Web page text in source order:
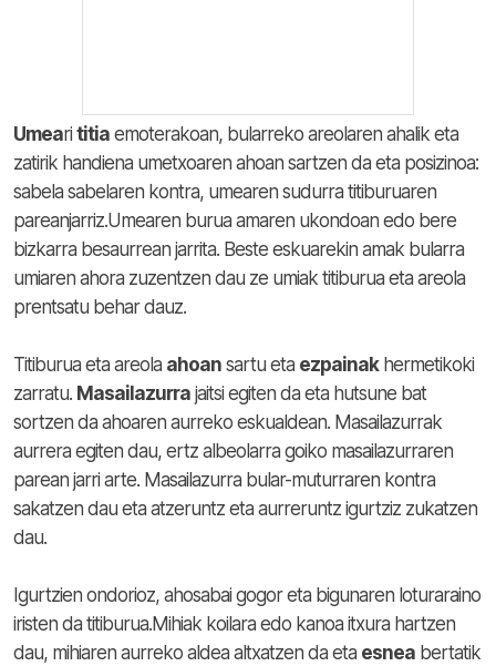
Umeari titia emoterakoan, bularreko areolaren ahalik eta
zatirik handiena umetxoaren ahoan sartzen da eta posizinoa:
sabela sabelaren kontra, umearen sudurra titiburuaren
pareanjarriz.Umearen burua amaren ukondoan edo bere
bizkarra besaurrean jarrita. Beste eskuarekin amak bularra
umiaren ahora zuzentzen dau ze umiak titiburua eta areola
prentsatu behar dauz.
Titiburua eta areola ahoan sartu eta ezpainakhermetikoki
zarratu. Masailazurra jaitsi egiten da eta hutsune bat
sortzen da ahoaren aurreko eskualdean. Masailazurrak
aurrera egiten dau, ertz albeolarra goiko masailazurraren
parean jarri arte. Masailazurra bular-muturraren kontra
sakatzen dau eta atzeruntz eta aurreruntz igurtziz zukatzen
dau.
Igurtzien ondorioz, ahosabai gogor eta bigunaren loturaraino
iristen da titiburua.Mihiak koilara edo kanoa itxura hartzen
dau, mihiaren aurreko aldea altxatzen da eta esnea bertatik